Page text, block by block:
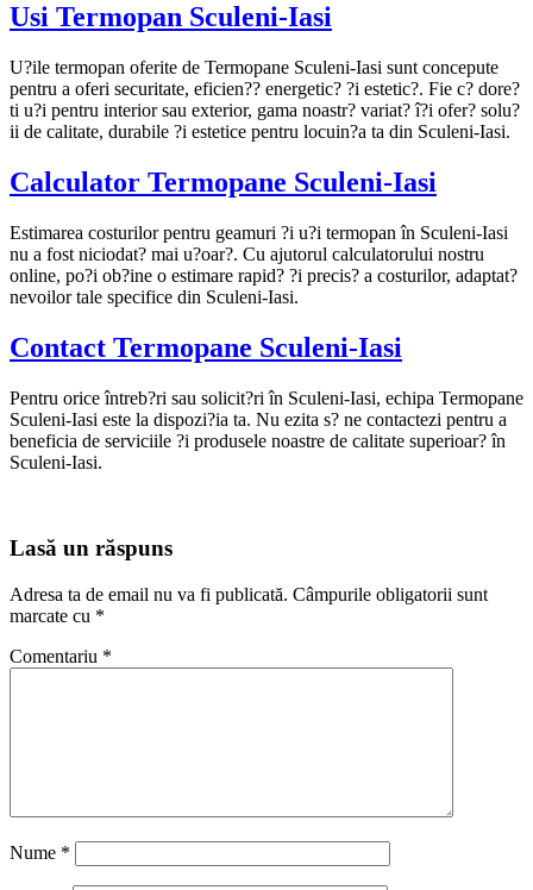
Usi Termopan Sculeni-Iasi
U?ile termopan oferite de Termopane Sculeni-Iasi sunt concepute
pentru a oferi securitate, eficien?? energetic? ?i estetic?. Fie c? dore?
ti u?i pentru interior sau exterior, gama noastr? variat? î?i ofer? solu?
ii de calitate, durabile ?i estetice pentru locuin?a ta din Sculeni-Iasi.
Calculator Termopane Sculeni-Iasi
Estimarea costurilor pentru geamuri ?i u?i termopan în Sculeni-Iasi
nu a fost niciodat? mai u?oar?. Cu ajutorul calculatorului nostru
online, po?i ob?ine o estimare rapid? ?i precis? a costurilor, adaptat?
nevoilor tale specifice din Sculeni-Iasi.
Contact Termopane Sculeni-Iasi
Pentru orice întreb?ri sau solicit?ri în Sculeni-Iasi, echipa Termopane
Sculeni-Iasi este la dispozi?ia ta. Nu ezita s? ne contactezi pentru a
beneficia de serviciile ?i produsele noastre de calitate superioar? în
Sculeni-Iasi.
Lasă un răspuns
Adresa ta de email nu va fi publicată. Câmpurile obligatorii sunt
marcate cu *
Comentariu *
Nume *